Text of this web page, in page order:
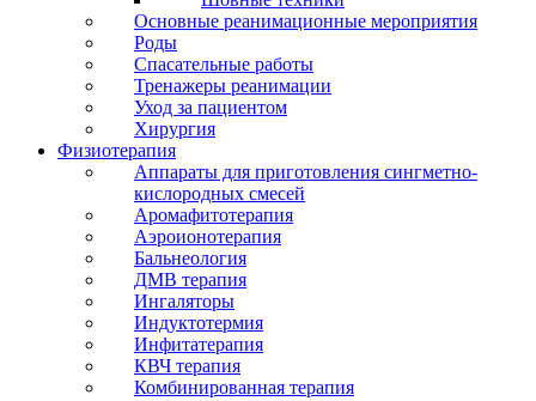
Основные реанимационные мероприятия
Роды
Спасательные работы
Тренажеры реанимации
Уход за пациентом
Хирургия
Физиотерапия
Аппараты для приготовления сингметно-
кислородных смесей
Аромафитотерапия
Аэроионотерапия
Бальнеология
ДМВ терапия
Ингаляторы
Индуктотермия
Инфитатерапия
КВЧ терапия
Комбинированная терапия